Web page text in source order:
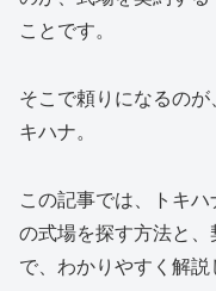
ことです。
そこで頼りになるの
キハナ。
この記事では、トキ
の式場を探す方法と
で、わかりやすく解説